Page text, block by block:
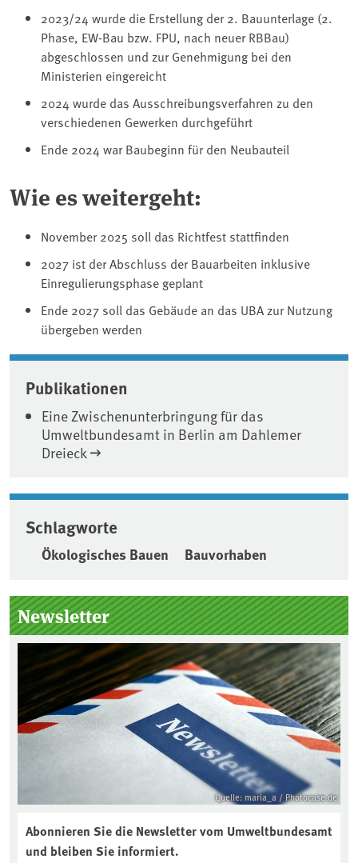
2023/24 wurde die Erstellung der 2. Bauunterlage (2.
Phase, EW-Bau bzw. FPU, nach neuer RBBau)
abgeschlossen und zur Genehmigung bei den
Ministerien eingereicht
2024 wurde das Ausschreibungsverfahren zu den
verschiedenen Gewerken durchgeführt
Ende 2024 war Baubeginn für den Neubauteil
Wie es weitergeht:
November 2025 soll das Richtfest stattfinden
2027 ist der Abschluss der Bauarbeiten inklusive
Einregulierungsphase geplant
Ende 2027 soll das Gebäude an das UBA zur Nutzung
übergeben werden
Associated content
Publikationen
Eine Zwischenunterbringung für das
Umweltbundesamt in Berlin am Dahlemer
Dreieck
Schlagworte
Ökologisches Bauen Bauvorhaben
Seitenleiste
Newsletter
Quelle: maria_a / Photocase.de
Abonnieren Sie die Newsletter vom Umweltbundesamt
und bleiben Sie informiert.